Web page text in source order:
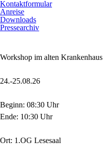
Kontaktformular
Anreise
Downloads
Pressearchiv
Workshop im alten Krankenhaus
24.-25.08.26
Beginn: 08:30 Uhr
Ende: 10:30 Uhr
Ort: 1.OG Lesesaal